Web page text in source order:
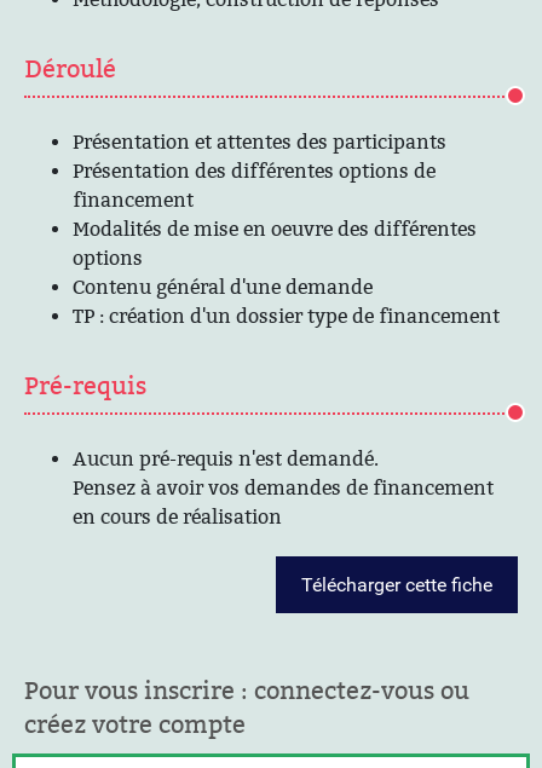
Déroulé
Présentation et attentes des participants
Présentation des différentes options de
financement
Modalités de mise en oeuvre des différentes
options
Contenu général d'une demande
TP : création d'un dossier type de financement
Pré-requis
Aucun pré-requis n'est demandé.
Pensez à avoir vos demandes de financement
en cours de réalisation
Télécharger cette fiche
Pour vous inscrire : connectez-vous ou
créez votre compte